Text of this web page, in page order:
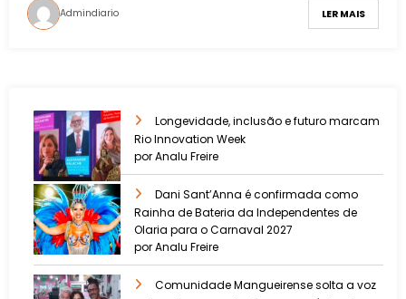
Admindiario LER MAIS
Longevidade, inclusão e futuro marcam
Rio Innovation Week
por Analu Freire
Dani Sant’Anna é confirmada como
Rainha de Bateria da Independentes de
Olaria para o Carnaval 2027
por Analu Freire
Comunidade Mangueirense solta a voz